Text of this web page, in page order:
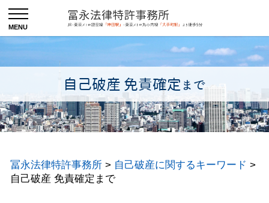
自己破産 免責確定まで
冨永法律特許事務所 > 自己破産に関するキーワード >
自己破産 免責確定まで